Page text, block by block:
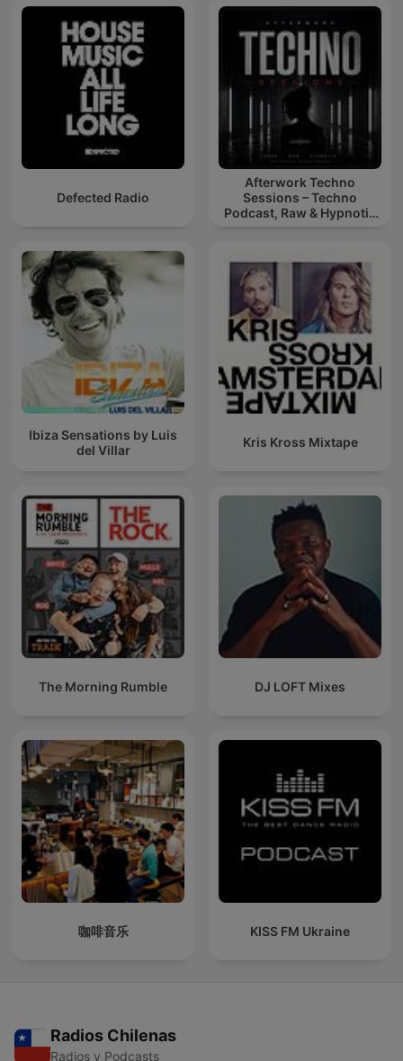
Defected Radio
Afterwork Techno
Sessions – Techno
Podcast, Raw & Hypnotic
Ibiza Sensations by Luis
del Villar
Kris Kross Mixtape
The Morning Rumble DJ LOFT Mixes
咖啡音乐 KISS FM Ukraine
Radios Chilenas
Radios y Podcasts